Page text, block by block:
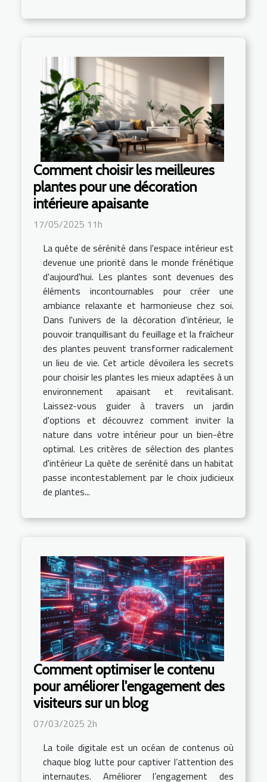
Comment choisir les meilleures
plantes pour une décoration
intérieure apaisante
17/05/2025 11h
La quête de sérénité dans l'espace intérieur est
devenue une priorité dans le monde frénétique
d'aujourd'hui. Les plantes sont devenues des
éléments incontournables pour créer une
ambiance relaxante et harmonieuse chez soi.
Dans l'univers de la décoration d'intérieur, le
pouvoir tranquillisant du feuillage et la fraîcheur
des plantes peuvent transformer radicalement
un lieu de vie. Cet article dévoilera les secrets
pour choisir les plantes les mieux adaptées à un
environnement apaisant et revitalisant.
Laissez-vous guider à travers un jardin
d'options et découvrez comment inviter la
nature dans votre intérieur pour un bien-être
optimal. Les critères de sélection des plantes
d'intérieur La quête de serénité dans un habitat
passe incontestablement par le choix judicieux
de plantes...
Comment optimiser le contenu
pour améliorer l'engagement des
visiteurs sur un blog
07/03/2025 2h
La toile digitale est un océan de contenus où
chaque blog lutte pour captiver l’attention des
internautes. Améliorer l’engagement des